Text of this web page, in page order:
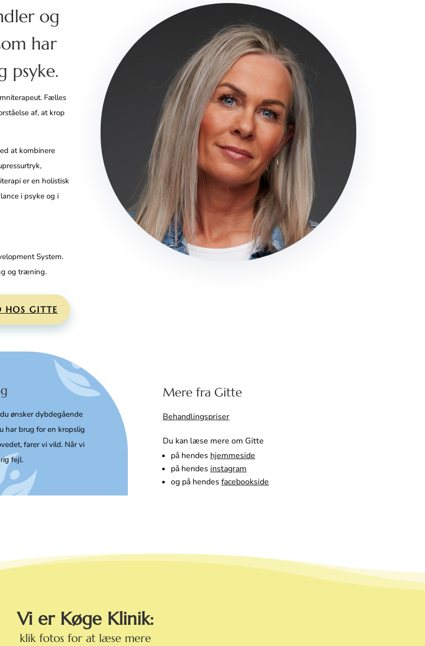
og
har
psyke.
Fælles
af, at krop
at kombinere
er en holistisk
i psyke og i
System.
og træning.
HOS GITTE
ønsker dybdegående
har brug for en kropslig
farer vi vild. Når vi
fejl.
Mere fra Gitte
Behandlingspriser
Du kan læse mere om Gitte
på hendes hjemmeside
på hendes instagram
og på hendes facebookside
Vi er Køge Klinik:
klik fotos for at læse mere